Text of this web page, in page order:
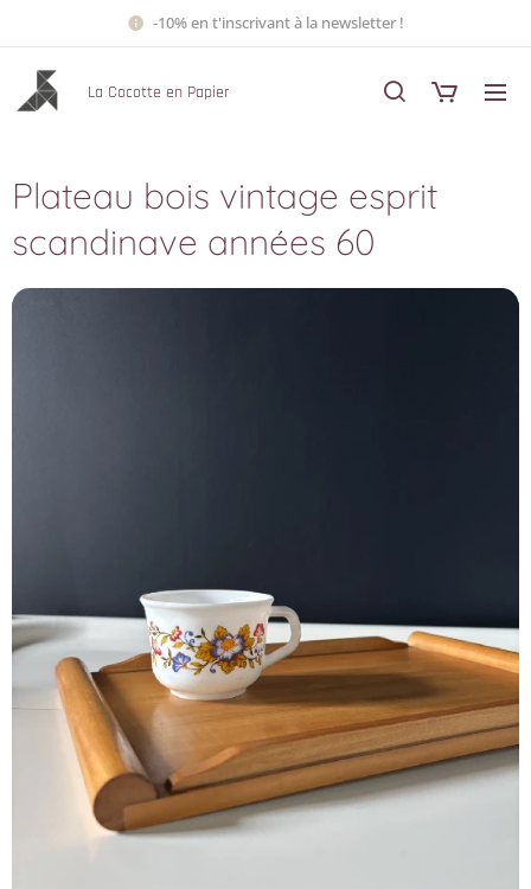
-10% en t'inscrivant à la newsletter !
La Cocotte en Papier
Plateau bois vintage esprit
scandinave années 60